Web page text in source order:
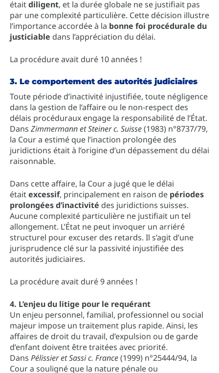
étaitdiligent, et la durée globale ne se justifiait pas
par une complexité particulière. Cette décision illustre
l’importance accordée à la bonne foi procédurale du
justiciable dans l’appréciation du délai.
La procédure avait duré 10 années !
3. Le comportement des autorités judiciaires
Toute période d’inactivité injustifiée, toute négligence
dans la gestion de l’affaire ou le non-respect des
délais procéduraux engage la responsabilité de l’État.
Dans Zimmermann et Steiner c. Suisse(1983) n°8737/79,
la Cour a estimé que l’inaction prolongée des
juridictions était à l’origine d’un dépassement du délai
raisonnable.
Dans cette affaire, la Cour a jugé que le délai
étaitexcessif, principalement en raison de périodes
prolongées d’inactivité des juridictions suisses.
Aucune complexité particulière ne justifiait un tel
allongement. L’État ne peut invoquer un arriéré
structurel pour excuser des retards. Il s’agit d’une
jurisprudence clé sur la passivité injustifiée des
autorités judiciaires.
La procédure avait duré 9 années !
4. L’enjeu du litige pour le requérant
Un enjeu personnel, familial, professionnel ou social
majeur impose un traitement plus rapide. Ainsi, les
affaires de droit du travail, d’expulsion ou de garde
d’enfant doivent être traitées avec priorité.
Dans Pélissier et Sassi c. France(1999) n°25444/94, la
Cour a souligné que la nature pénale ou